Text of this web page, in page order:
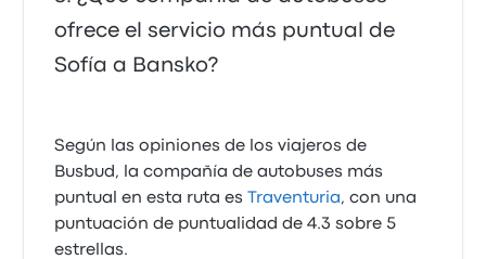
ofrece el servicio más puntual de
Sofía a Bansko?
Según las opiniones de los viajeros de
Busbud, la compañía de autobuses más
puntual en esta ruta es
Traventuria, con una
puntuación de puntualidad de 4.3 sobre 5
estrellas.